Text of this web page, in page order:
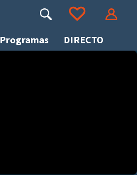
Programas DIRECTO
Buscar Ir a tus favoritos